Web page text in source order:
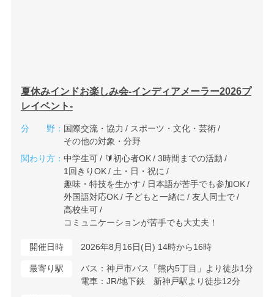
夏休みインドお楽しみ会-インディアメーラー2026プ
レイベント-
分 野： 国際交流・協力
スポーツ・文化・芸術
その他の対象・分野
関わり方： 中学生可 🔰初心者OK
3時間までの活動
1回きりOK
土・日・祝に
趣味・特技を生かす
日本語が苦手でも参加OK
外国語対応OK
子どもと一緒に
友人同士で
高校生可
コミュニケーションが苦手でも大丈夫！
開催日時 2026年8月16日(日) 14時から16時
最寄り駅
バス：神戸市バス「熊内5丁目」より徒歩1分
電車：JR/地下鉄 新神戸駅より徒歩12分